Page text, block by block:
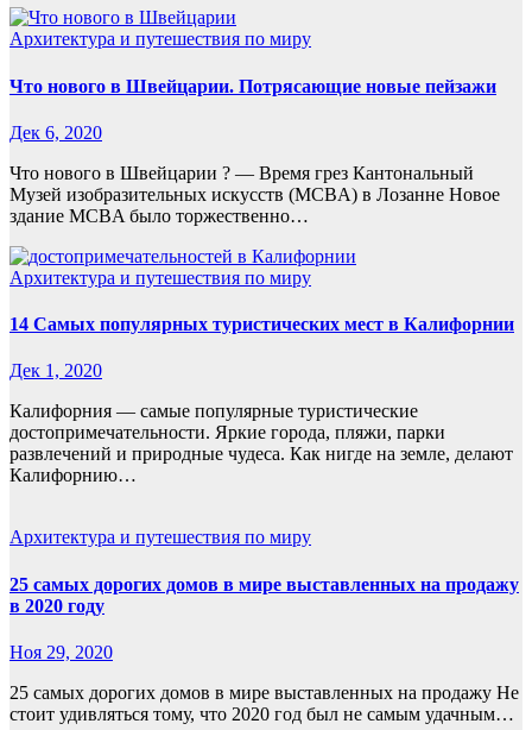
Архитектура и путешествия по миру
Что нового в Швейцарии. Потрясающие новые пейзажи
Дек 6, 2020
Что нового в Швейцарии ? — Время грез Кантональный
Музей изобразительных искусств (MCBA) в Лозанне Новое
здание MCBA было торжественно…
Архитектура и путешествия по миру
14 Самых популярных туристических мест в Калифорнии
Дек 1, 2020
Калифорния — самые популярные туристические
достопримечательности. Яркие города, пляжи, парки
развлечений и природные чудеса. Как нигде на земле, делают
Калифорнию…
Архитектура и путешествия по миру
25 самых дорогих домов в мире выставленных на продажу
в 2020 году
Ноя 29, 2020
25 самых дорогих домов в мире выставленных на продажу Не
стоит удивляться тому, что 2020 год был не самым удачным…